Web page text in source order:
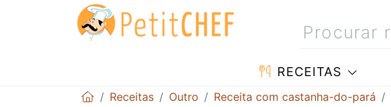
RECEITAS
Receitas Outro Receita com castanha-do-pará